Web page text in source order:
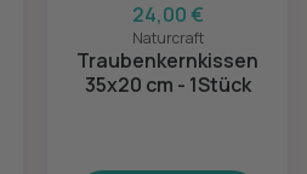
24,00 €
Naturcraft
Traubenkernkissen
35x20 cm - 1Stück